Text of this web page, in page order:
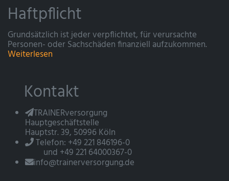
Haftpflicht
Grundsätzlich ist jeder verpflichtet, für verursachte
Personen- oder Sachschäden finanziell aufzukommen.
Weiterlesen
Kontakt
TRAINERversorgung
Hauptgeschäftstelle
Hauptstr. 39, 50996 Köln
Telefon: +49 221 846196-0
und +49 221 64000367-0
info@trainerversorgung.de